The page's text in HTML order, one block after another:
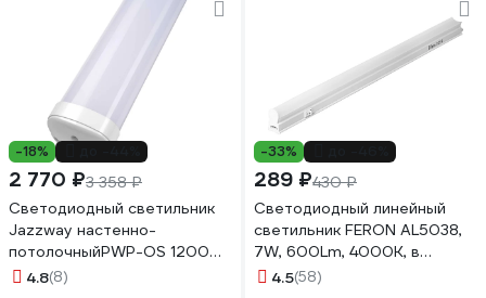
-18%
2 770 ₽3 358 ₽
Светодиодный светильник
Jazzway настенно-
потолочныйPWP-OS 1200
36Вт 6500К IP65 ДСП
4.8(8)
-33%
289 ₽430 ₽
Светодиодный линейный
светильник FERON AL5038,
7W, 600Lm, 4000K, в
пластиковом корпусе, с
4.5(58)